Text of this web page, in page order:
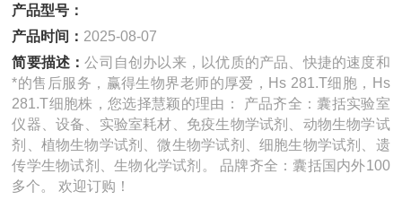
产品型号：
产品时间： 2025-08-07
简要描述：公司自创办以来，以优质的产品、快捷的速度和
*的售后服务，赢得生物界老师的厚爱，Hs 281.T细胞，Hs
281.T细胞株，您选择慧颖的理由： 产品齐全：囊括实验室
仪器、设备、实验室耗材、免疫生物学试剂、动物生物学试
剂、植物生物学试剂、微生物学试剂、细胞生物学试剂、遗
传学生物试剂、生物化学试剂。 品牌齐全：囊括国内外100
多个。 欢迎订购！